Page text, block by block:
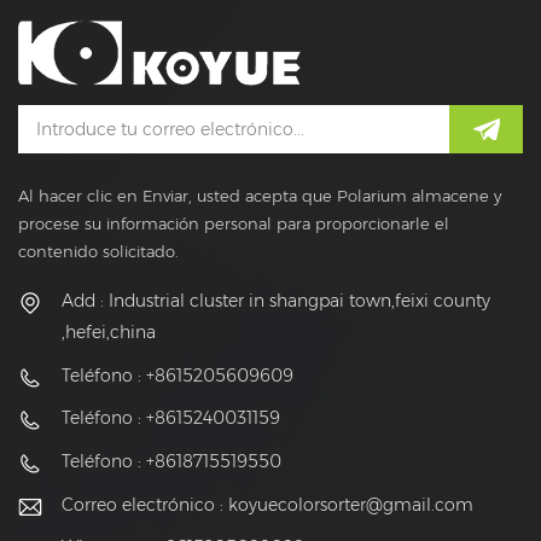
Al hacer clic en Enviar, usted acepta que Polarium almacene y
procese su información personal para proporcionarle el
contenido solicitado.
Add : Industrial cluster in shangpai town,feixi county
,hefei,china
Teléfono : +8615205609609
Teléfono : +8615240031159
Teléfono : +8618715519550
Correo electrónico : koyuecolorsorter@gmail.com